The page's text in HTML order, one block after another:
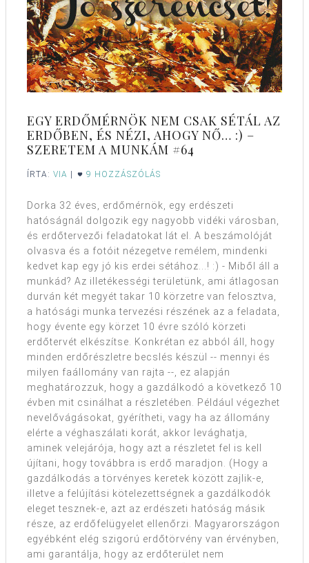
EGY ERDŐMÉRNÖK NEM CSAK SÉTÁL AZ
ERDŐBEN, ÉS NÉZI, AHOGY NŐ… :) –
SZERETEM A MUNKÁM #64
ÍRTA: VIA 9 HOZZÁSZÓLÁS
Dorka 32 éves, erdőmérnök, egy erdészeti
hatóságnál dolgozik egy nagyobb vidéki városban,
és erdőtervezői feladatokat lát el. A beszámolóját
olvasva és a fotóit nézegetve remélem, mindenki
kedvet kap egy jó kis erdei sétához...! :) - Miből áll a
munkád? Az illetékességi területünk, ami átlagosan
durván két megyét takar 10 körzetre van felosztva,
a hatósági munka tervezési részének az a feladata,
hogy évente egy körzet 10 évre szóló körzeti
erdőtervét elkészítse. Konkrétan ez abból áll, hogy
minden erdőrészletre becslés készül -- mennyi és
milyen faállomány van rajta --, ez alapján
meghatározzuk, hogy a gazdálkodó a következő 10
évben mit csinálhat a részletében. Például végezhet
nevelővágásokat, gyérítheti, vagy ha az állomány
elérte a véghaszálati korát, akkor levághatja,
aminek velejárója, hogy azt a részletet fel is kell
újítani, hogy továbbra is erdő maradjon. (Hogy a
gazdálkodás a törvényes keretek között zajlik-e,
illetve a felújítási kötelezettségnek a gazdálkodók
eleget tesznek-e, azt az erdészeti hatóság másik
része, az erdőfelügyelet ellenőrzi. Magyarországon
egyébként elég szigorú erdőtörvény van érvényben,
ami garantálja, hogy az erdőterület nem